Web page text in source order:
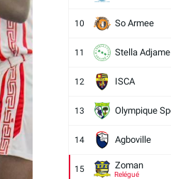
10 So Armee
11 Stella Adjame
12 ISCA
13
14 Agboville
15 Zoman
Relégué